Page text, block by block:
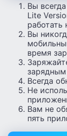
Вы
Lite
работать
Вы
время
Всегда
Не
Вам не
пять